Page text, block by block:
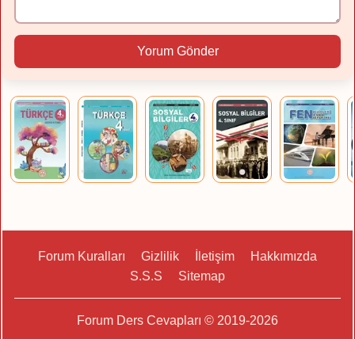
Yorum Gönder
Forum Kuralları Gizlilik İletişim
Hakkımızda
S.S.S
Sitemap
Forum Ders Cevapları © 2019-2026